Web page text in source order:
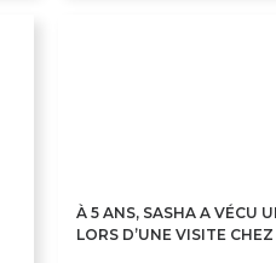
À 5 ANS, SASHA A VÉCU
LORS D’UNE VISITE